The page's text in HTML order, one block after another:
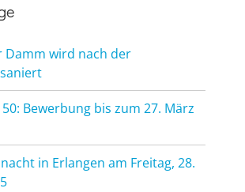
Damm wird nach der
50: Bewerbung bis zum 27. März
in Erlangen am Freitag, 28.